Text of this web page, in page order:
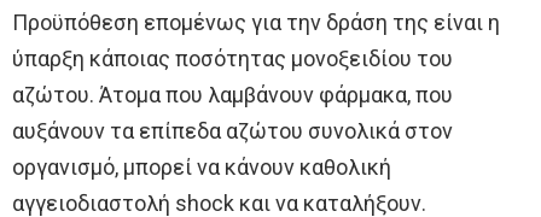
Προϋπόθεση επομένως για την δράση της είναι η
ύπαρξη κάποιας ποσότητας μονοξειδίου του
αζώτου. Άτομα που λαμβάνουν φάρμακα, που
αυξάνουν τα επίπεδα αζώτου συνολικά στον
οργανισμό, μπορεί να κάνουν καθολική
αγγειοδιαστολή shock και να καταλήξουν.